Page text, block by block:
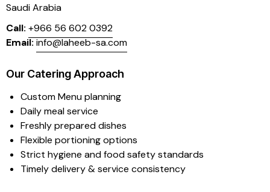
Saudi Arabia
Call: +966 56 602 0392
Email:info@laheeb-sa.com
Our Catering Approach
Custom Menu planning
Daily meal service
Freshly prepared dishes
Flexible portioning options
Strict hygiene and food safety standards
Timely delivery & service consistency